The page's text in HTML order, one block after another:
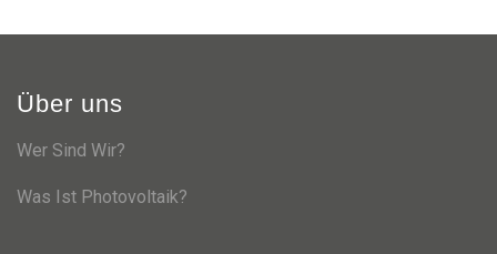
Über uns
Wer Sind Wir?
Was Ist Photovoltaik?